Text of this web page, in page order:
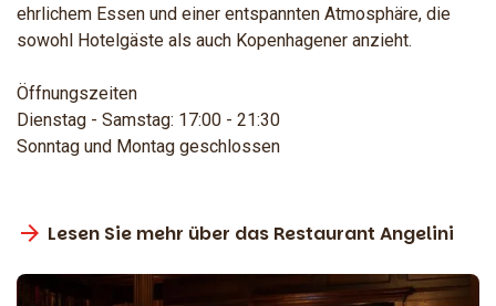
ehrlichem Essen und einer entspannten Atmosphäre, die
sowohl Hotelgäste als auch Kopenhagener anzieht.
Öffnungszeiten
Dienstag - Samstag: 17:00 - 21:30
Sonntag und Montag geschlossen
Lesen Sie mehr über das Restaurant Angelini